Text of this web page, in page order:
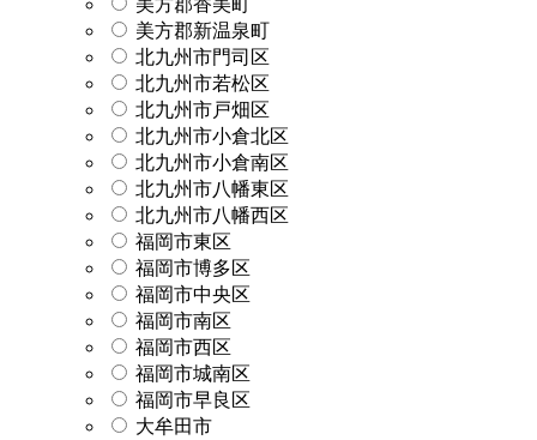
美方郡新温泉町
北九州市門司区
北九州市若松区
北九州市戸畑区
北九州市小倉北区
北九州市小倉南区
北九州市八幡東区
北九州市八幡西区
福岡市東区
福岡市博多区
福岡市中央区
福岡市南区
福岡市西区
福岡市城南区
福岡市早良区
大牟田市